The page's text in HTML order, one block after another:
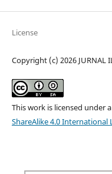
License
Copyright (c) 2026 JURNAL
This work is licensed under a
ShareAlike 4.0 International